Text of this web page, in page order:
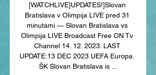
[WATCHLIVE]UPDATES!]Slovan
Bratislava v Olimpija LIVE pred 31
minutami — Slovan Bratislava vs
Olimpija LIVE Broadcast Free ON Tv
Channel 14. 12. 2023. LAST
UPDATE:13 DEC 2023 UEFA Europa.
ŠK Slovan Bratislava is ...